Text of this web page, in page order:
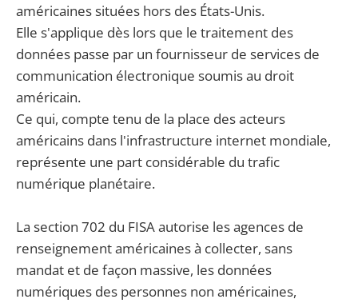
américaines situées hors des États-Unis.
Elle s'applique dès lors que le traitement des
données passe par un fournisseur de services de
communication électronique soumis au droit
américain.
Ce qui, compte tenu de la place des acteurs
américains dans l'infrastructure internet mondiale,
représente une part considérable du trafic
numérique planétaire.
La section 702 du FISA autorise les agences de
renseignement américaines à collecter, sans
mandat et de façon massive, les données
numériques des personnes non américaines,